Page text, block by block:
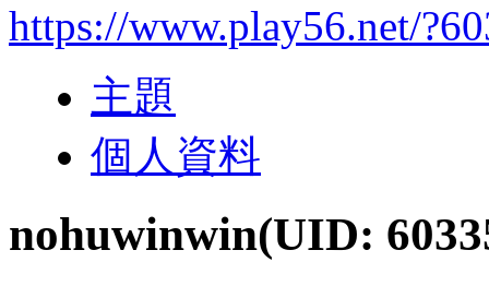
https://www.play56.net/
主題
個人資料
nohuwinwin(UID: